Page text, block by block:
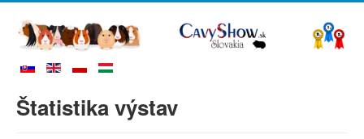
Štatistika výstav